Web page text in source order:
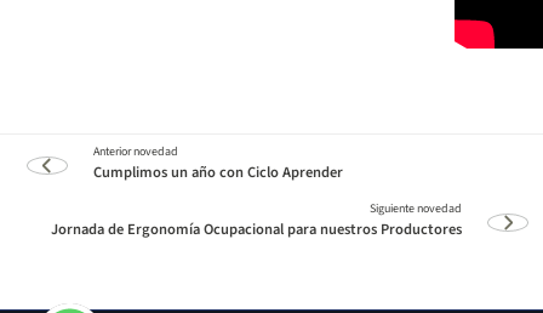
Cumplimos un año con Ciclo Aprender
Jornada de Ergonomía Ocupacional para nuestros Productores